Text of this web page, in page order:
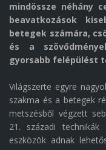
mindössze néhány
beavatkozások
betegek számára,
és a
gyorsabb felépülést
Világszerte egyre
szakma és a betegek
metszésből végzett
21. századi
eszközök adnak